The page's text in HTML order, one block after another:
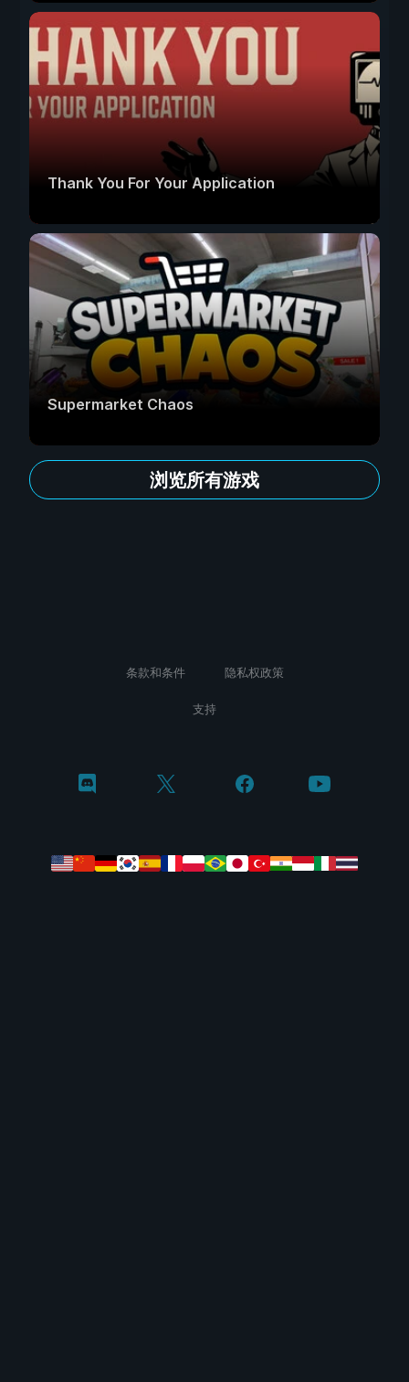
Thank You For Your Application
Supermarket Chaos
浏览所有游戏
条款和条件 隐私权政策
支持